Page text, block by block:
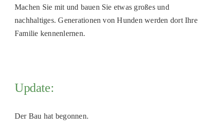
Machen Sie mit und bauen Sie etwas großes und
nachhaltiges. Generationen von Hunden werden dort Ihre
Familie kennenlernen.
Update:
Der Bau hat begonnen.